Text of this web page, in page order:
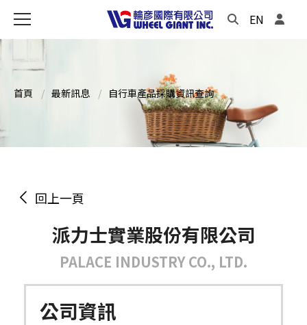
EN
首頁 最新訊息 自行車產品採購資訊查詢
回上一頁
派力士實業股份有限公司
PALACE INDUSTRY CO., LTD.
公司資訊